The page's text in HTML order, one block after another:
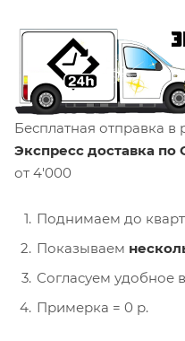
Бесплатная отправка в
Экспресс доставка
от 4'000
Поднимаем до
Показываем
Согласуем удобное
Примерка = 0 р.